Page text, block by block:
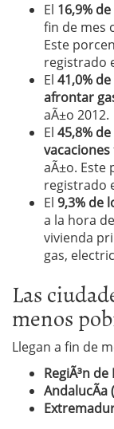
El 16,9%
fin de mes
Este
registrado
El 41,0%
afrontar
aÃ±o 2012.
El 45,8%
vacaciones
aÃ±o. Este
registrado
El 9,3% de
a la hora
vivienda
gas,
Las
menos
Llegan a fin de
RegiÃ³n
AndalucÃ­a